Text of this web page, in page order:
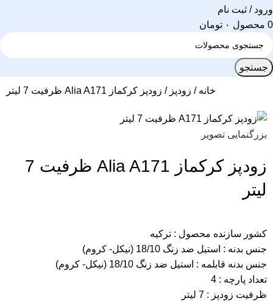
ورود / ثبت نام
0 محصول ۰ تومان
جستجو
خانه زودپز زودپز کرکماز Alia A171 ظرفیت 7 لیتر
بزرگنمایی تصویر
زودپز کرکماز Alia A171 ظرفیت 7
لیتر
کشور سازنده محصول : ترکیه
جنس بدنه : استیل ضد زنگ 18/10 (نیکل- کروم)
جنس بدنه قابلمه : استیل ضد زنگ 18/10 (نیکل- کروم)
تعداد پارچه : 4
ظرفیت زودپز : 7 لیتر